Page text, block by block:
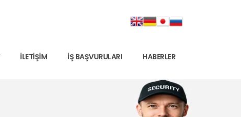
İLETIŞIM İŞ BAŞVURULARI HABERLER